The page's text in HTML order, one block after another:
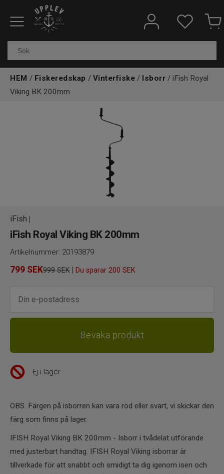
Fiskeredskap
Kläder & skor
HEM / Fiskeredskap / Vinterfiske / Isborr / iFish Royal
Viking BK 200mm
iFish |
iFish Royal Viking BK 200mm
Artikelnummer: 20193879
799 SEK999 SEK | Du sparar 200 SEK
Ej i lager
OBS. Färgen på isborren kan vara röd eller svart, vi skickar den
färg som finns på lager.
IFISH Royal Viking BK 200mm - Isborr i tvådelat utförande
med justerbart handtag. IFISH Royal Viking isborrar är
tillverkade för att snabbt och smidigt ta dig igenom isen och